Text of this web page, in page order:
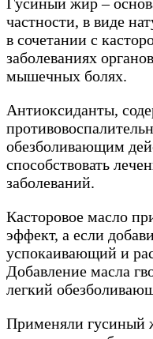
Гусиный жир –
частности, в виде
в сочетании с
заболеваниях
мышечных болях.
Антиоксиданты,
обезболивающим
способствовать
заболеваний.
Касторовое масло
эффект, а если
успокаивающий и
Добавление масла
легкий
Применяли гусиный